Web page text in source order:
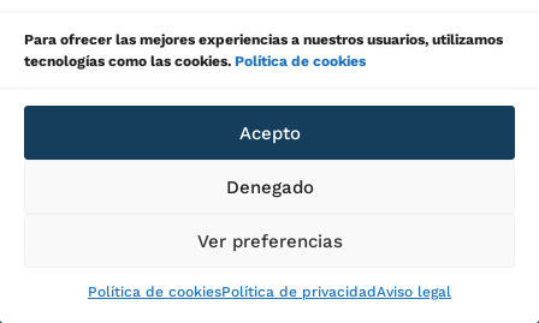
Para ofrecer las mejores experiencias a nuestros usuarios, utilizamos
tecnologías como las cookies. Política de cookies
Acepto
Denegado
Ver preferencias
Política de cookiesPolítica de privacidadAviso legal
28943 Fuenlabrada (Madrid)
Teléfono: 911 610 359
Asesoría en Alcorcón
28924 Alcorcón (Madrid)
Asesoría enLeganés